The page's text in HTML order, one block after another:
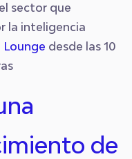
sector que
la inteligencia
Lounge desde las 10
de